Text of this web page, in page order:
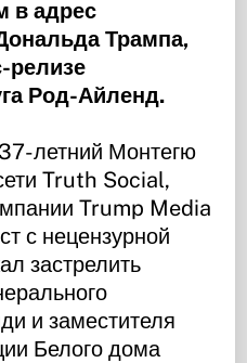
в адрес
Трампа,
релизе
Род-Айленд.
летний Монтегю
Truth Social,
Trump Media
с нецензурной
застрелить
и заместителя
Белого дома